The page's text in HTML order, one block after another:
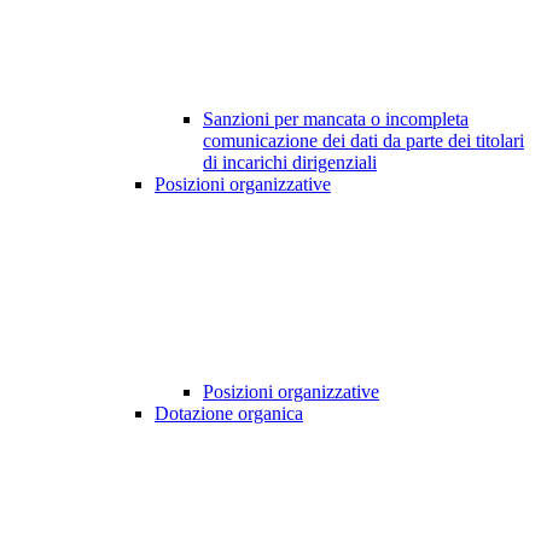
Sanzioni per mancata o incompleta
comunicazione dei dati da parte dei titolari
di incarichi dirigenziali
Posizioni organizzative
Posizioni organizzative
Dotazione organica